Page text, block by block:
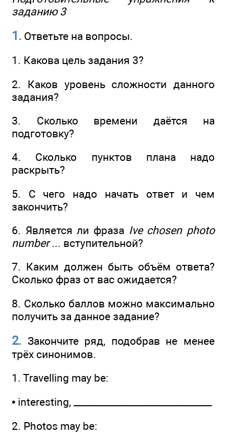
заданию 3
1. Ответьте на вопросы.
1. Какова цель задания 3?
2. Каков уровень сложности данного
задания?
3. Сколько времени даётся на
подготовку?
4. Сколько пунктов плана надо
раскрыть?
5. С чего надо начать ответ и чем
закончить?
6. Является ли фраза Ive chosen photo
number... вступительной?
7. Каким должен быть объём ответа?
Сколько фраз от вас ожидается?
8. Сколько баллов можно максимально
получить за данное задание?
2. Закончите ряд, подобрав не менее
трёх синонимов.
1. Travelling may be:
• interesting, ______________­________________
2. Photos may be: